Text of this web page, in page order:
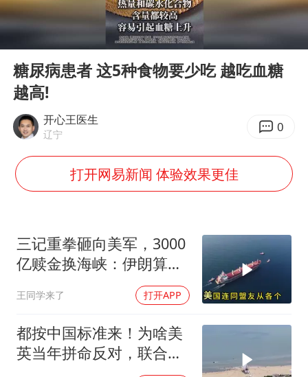
四川宜宾市高县4.9级地震致1人死亡
名创优品回应女子吐槽内裤质量差
出口禁令驱动有色板块大涨
百花奖开幕式
美股存储板块集体大跌
胡彦斌获《歌手2026》歌王
“今天得有40℃了吧 为啥还不预警”
夯实基础开新局
Play
糖尿病患者 这5种食物要少吃 越吃血糖
越高!
开心王医生
辽宁 0
打开网易新闻 体验效果更佳
三记重拳砸向美军，3000
亿赎金换海峡：伊朗算准
王同学来了 打开APP
都按中国标准来！为啥美
英当年拼命反对，联合国